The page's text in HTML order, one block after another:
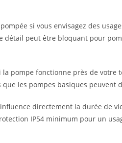
pompée si vous envisagez des
détail peut être bloquant pour
la pompe fonctionne près de votre
les pompes basiques peuvent
influence directement la durée de
IP54 minimum pour un